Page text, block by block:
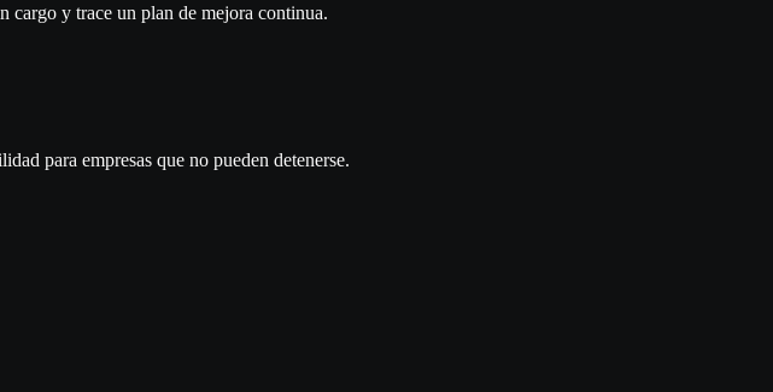
cargo y trace un plan de mejora continua.
para empresas que no pueden detenerse.